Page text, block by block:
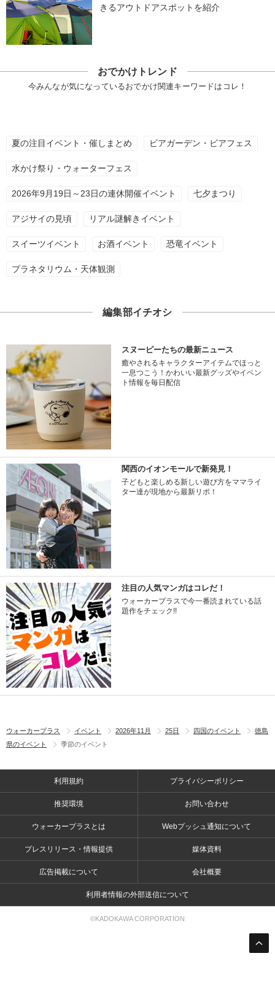
きるアウトドアスポットを紹介
おでかけトレンド
今みんなが気になっているおでかけ関連キーワードはコレ！
夏の注目イベント・催しまとめ ビアガーデン・ビアフェス
水かけ祭り・ウォーターフェス
2026年9月19日～23日の連休開催イベント 七夕まつり
アジサイの見頃 リアル謎解きイベント
スイーツイベント お酒イベント 恐竜イベント
プラネタリウム・天体観測
編集部イチオシ
スヌーピーたちの最新ニュース
癒やされるキャラクターアイテムでほっと
一息つこう！かわいい最新グッズやイベン
ト情報を毎日配信
関西のイオンモールで新発見！
子どもと楽しめる新しい遊び方をママライ
ター達が現地から最新リポ！
注目の人気マンガはコレだ！
ウォーカープラスで今一番読まれている話
題作をチェック!!
ウォーカープラス イベント 2026年11月 25日 四国のイベント
徳島
県のイベント
季節のイベント
利用規約 プライバシーポリシー
推奨環境 お問い合わせ
ウォーカープラスとは Webプッシュ通知について
プレスリリース・情報提供 媒体資料
広告掲載について 会社概要
利用者情報の外部送信について
©KADOKAWA CORPORATION